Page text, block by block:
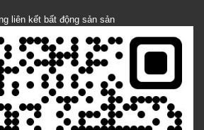
liên kết bất động sản sản